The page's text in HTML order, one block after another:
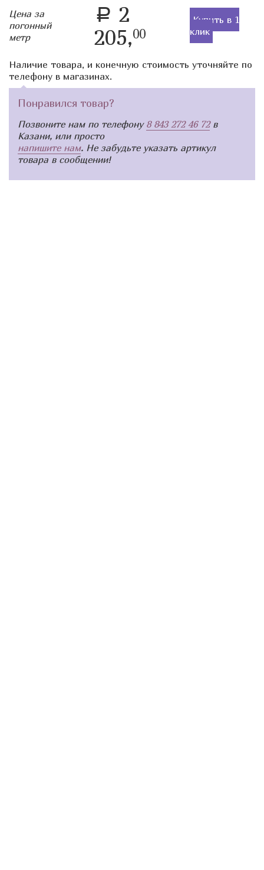
Цена за
погонный
метр
a
2
205,00
Купить в 1
клик
Наличие товара, и конечную стоимость уточняйте по
телефону в магазинах.
Понравился товар?
Позвоните нам по телефону 8 843 272 46 72в
Казани, или просто
напишите нам. Не забудьте указать артикул
товара в сообщении!